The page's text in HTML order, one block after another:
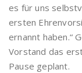
es für uns
ersten
ernannt haben.“
Vorstand das
Pause geplant.